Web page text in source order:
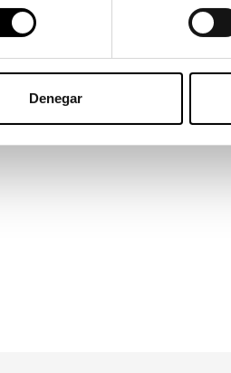
Denegar
Oakley
98,70€